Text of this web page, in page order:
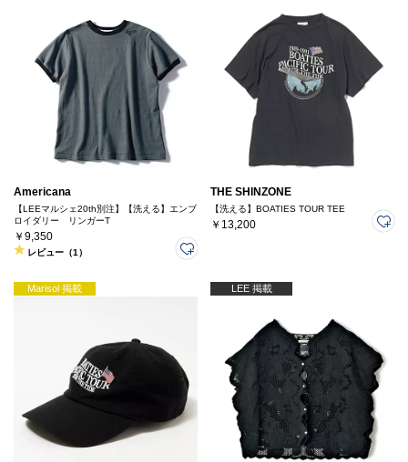
Americana
【LEEマルシェ20th別注】【洗える】エンブ
ロイダリー リンガーT
￥9,350
レビュー（1）
THE SHINZONE
【洗える】BOATIES TOUR TEE
￥13,200
Marisol 掲載 LEE 掲載